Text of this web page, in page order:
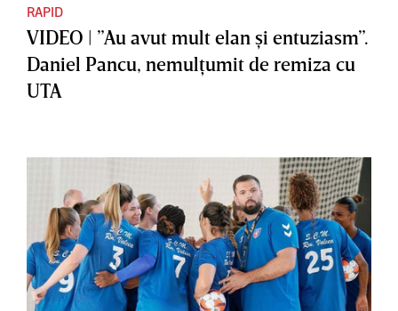
RAPID
VIDEO | ”Au avut mult elan şi entuziasm”.
Daniel Pancu, nemulţumit de remiza cu
UTA